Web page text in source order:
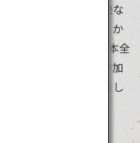
のお面をつけ、愉快な
。その踊りの面白さか
人の踊り手が日本全
すればパレードに参加
暑さを吹き飛ばしまし